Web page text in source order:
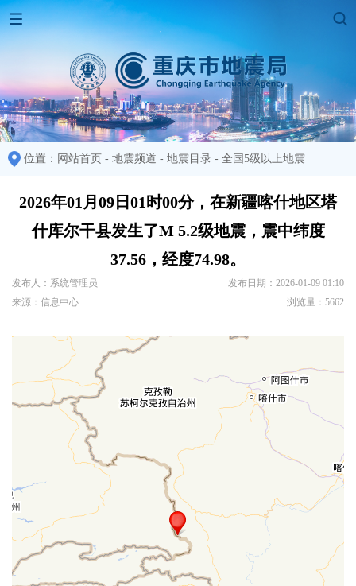
位置： 网站首页 - 地震频道 - 地震目录 - 全国5级以上地震
2026年01月09日01时00分，在新疆喀什地区塔
什库尔干县发生了M 5.2级地震，震中纬度
37.56，经度74.98。
发布人：系统管理员
发布日期：2026-01-09 01:10
来源：信息中心
浏览量：5662